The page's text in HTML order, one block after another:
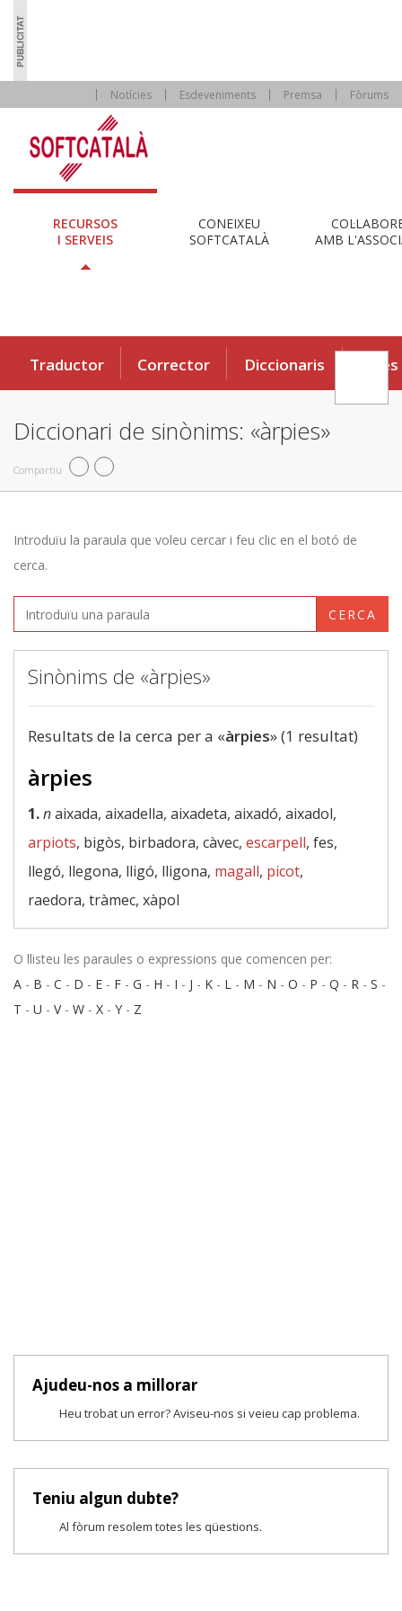
Notícies Esdeveniments Premsa Fòrums
RECURSOS
I SERVEIS
CONEIXEU
SOFTCATALÀ
AMB
Traductor Corrector Diccionaris Eines
Diccionari de sinònims: «àrpies»
Compartiu
Introduïu la paraula que voleu cercar i feu clic en el botó de
cerca.
CERCA
Sinònims de «àrpies»
Resultats de la cerca per a «àrpies» (1 resultat)
àrpies
1.naixada, aixadella, aixadeta, aixadó, aixadol,
arpiots, bigòs, birbadora, càvec, escarpell, fes,
llegó, llegona, lligó, lligona, magall, picot,
raedora, tràmec, xàpol
O llisteu les paraules o expressions que comencen per:
A - B - C - D - E - F - G - H - I - J - K - L - M - N - O - P - Q - R - S -
T - U - V- W - X - Y - Z
Ajudeu-nos a millorar
Heu trobat un error? Aviseu-nos si veieu cap problema.
Teniu algun dubte?
Al fòrum resolem totes les qüestions.